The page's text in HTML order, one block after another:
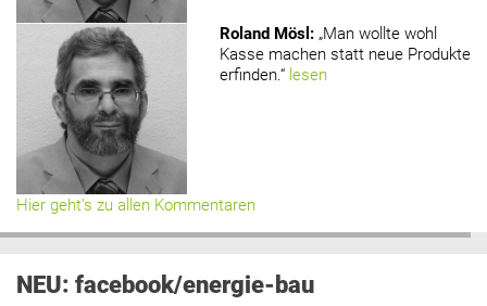
Roland Mösl : „Man wollte wohl
Kasse machen statt neue Produkte
erfinden.“ lesen
Hier geht’s zu allen Kommentaren
NEU: facebook/energie-bau